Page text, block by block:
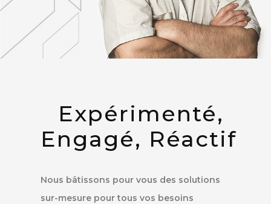
Expérimenté,
Engagé, Réactif
Nous bâtissons pour vous des solutions
sur-mesure pour tous vos besoins